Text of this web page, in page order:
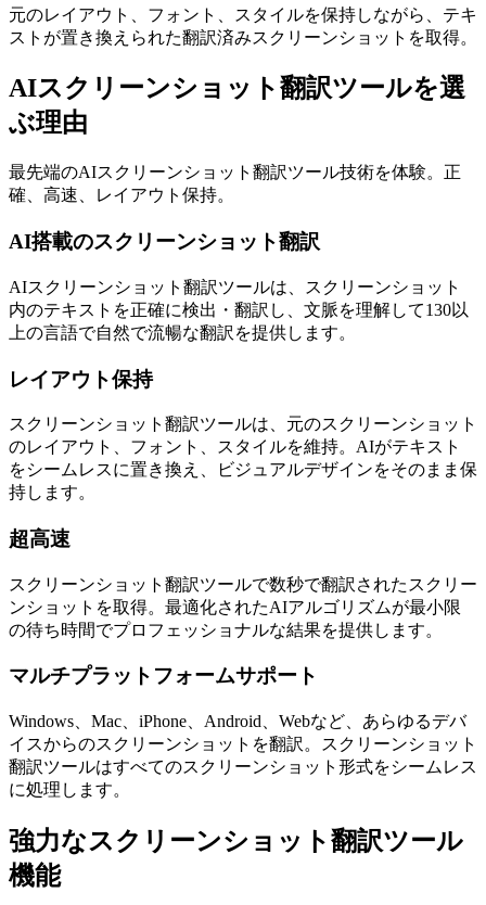
元のレイアウト、フォント、スタイルを保持しながら、テキ
ストが置き換えられた翻訳済みスクリーンショットを取得。
AIスクリーンショット翻訳ツールを選
ぶ理由
最先端のAIスクリーンショット翻訳ツール技術を体験。正
確、高速、レイアウト保持。
AI搭載のスクリーンショット翻訳
AIスクリーンショット翻訳ツールは、スクリーンショット
内のテキストを正確に検出・翻訳し、文脈を理解して130以
上の言語で自然で流暢な翻訳を提供します。
レイアウト保持
スクリーンショット翻訳ツールは、元のスクリーンショット
のレイアウト、フォント、スタイルを維持。AIがテキスト
をシームレスに置き換え、ビジュアルデザインをそのまま保
持します。
超高速
スクリーンショット翻訳ツールで数秒で翻訳されたスクリー
ンショットを取得。最適化されたAIアルゴリズムが最小限
の待ち時間でプロフェッショナルな結果を提供します。
マルチプラットフォームサポート
Windows、Mac、iPhone、Android、Webなど、あらゆるデバ
イスからのスクリーンショットを翻訳。スクリーンショット
翻訳ツールはすべてのスクリーンショット形式をシームレス
に処理します。
強力なスクリーンショット翻訳ツール
機能